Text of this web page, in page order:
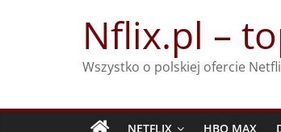
Nflix.pl –
Wszystko o polskiej ofercie
NETFLIX HBO MAX